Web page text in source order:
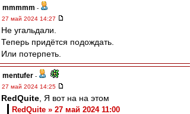
mmmmm -
27 май 2024 14:27
Не угальдали.
Теперь придётся подождать.
Или потерпеть.
mentufer -
27 май 2024 14:25
RedQuite , Я вот на на этом
RedQuite » 27 май 2024 11:00